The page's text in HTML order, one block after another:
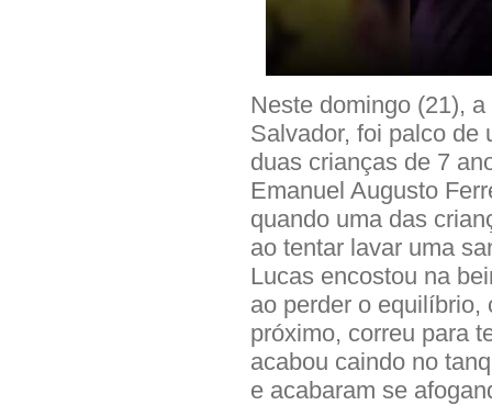
Neste domingo (21),
Salvador, foi palco de
duas crianças de 7
Emanuel Augusto
quando uma das
ao tentar lavar uma
Lucas encostou na
ao perder o equilíbrio,
próximo, correu para
acabou caindo no
e acabaram se